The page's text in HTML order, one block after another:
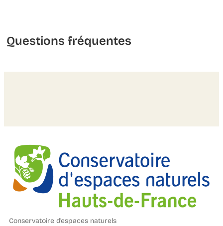
Questions fréquentes
Conservatoire d’espaces naturels